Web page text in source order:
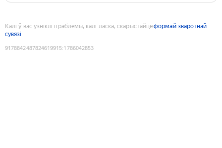
Калі ў вас узніклі праблемы, калі ласка, скарыстайцеформай зваротнай
сувязі
9178842487824619915:1786042853